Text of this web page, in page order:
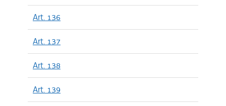
Art. 136
Art. 137
Art. 138
Art. 139